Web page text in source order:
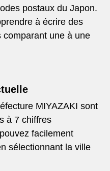
postaux du Japon.
à écrire des
une à une
MIYAZAKI sont
à 7 chiffres
facilement
sélectionnant la ville